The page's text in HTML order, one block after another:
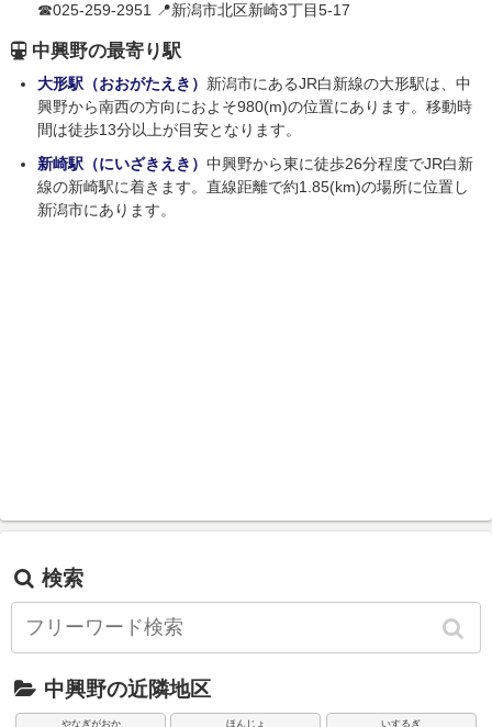
☎025-259-2951 📍新潟市北区新崎3丁目5-17
中興野の最寄り駅
大形駅（おおがたえき） 新潟市にあるJR白新線の大形駅は、中
興野から南西の方向におよそ980(m)の位置にあります。移動時
間は徒歩13分以上が目安となります。
新崎駅（にいざきえき） 中興野から東に徒歩26分程度でJR白新
線の新崎駅に着きます。直線距離で約1.85(km)の場所に位置し
新潟市にあります。
検索
中興野の近隣地区
やなぎがおか ほんじょ いするぎ